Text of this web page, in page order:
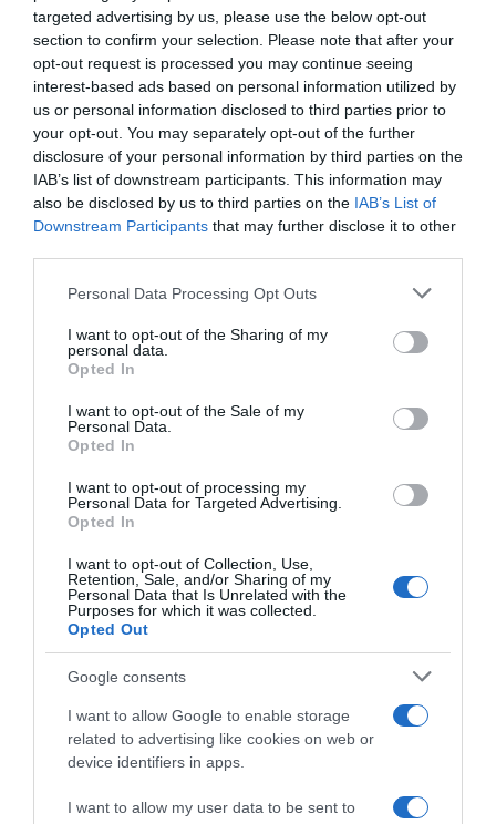
targeted advertising by us, please use the below opt-out
section to confirm your selection. Please note that after your
opt-out request is processed you may continue seeing
interest-based ads based on personal information utilized by
us or personal information disclosed to third parties prior to
your opt-out. You may separately opt-out of the further
disclosure of your personal information by third parties on the
IAB’s list of downstream participants. This information may
also be disclosed by us to third parties on the IAB’s List of
Downstream Participants that may further disclose it to other
Please note that this website/app uses one or more Google
not limited to your visit or usage behaviour. You may click to
grant or deny consent to Google and its third-party tags to
use your data for below specified purposes in below Google
consent section.
Personal Data Processing Opt Outs
I want to opt-out of the Sharing of my
personal data.
Opted In
I want to opt-out of the Sale of my
Personal Data.
Opted In
I want to opt-out of processing my
Personal Data for Targeted Advertising.
Opted In
I want to opt-out of Collection, Use,
Retention, Sale, and/or Sharing of my
Personal Data that Is Unrelated with the
Purposes for which it was collected.
Opted Out
Google consents
I want to allow Google to enable storage
related to advertising like cookies on web or
device identifiers in apps.
I want to allow my user data to be sent to
Segíthet továbbá, ha terpentinbe áztatott rongyot
dugunk az egérlyukba.
A növények közül a kamilla, a menta, a borsmenta lehet
segítségünkre – szórjunk ezekből az ablakpárkányra,
teraszajtóhoz, vagy ugyanitt helyezzünk el a növények
illóolajával átitatott vattapamacsokat.
Hasonlóan érdemes kipróbálni a csilipaprikát, a szegfűszeget
és a leanderlevelet is.
Talán meglepő, de a macskaalom is segíthet az egerek
szagát, azonnal menekülőre fogja. Tegyünk egy hálós
zsákba macskaalmot, majd helyezzük a bejárathoz, vagy
olyan helyre, ahol az egerek tanyázni szoktak.
kiváltására) használata, az egerek ugyanis ki nem
állhatják ezek illatát. Helyezzük szemetesek közelébe,
Megosztás:
Címkék: tippek, praktikák,elkerülés
illóolajak
Korábbi bejegyzések Következő bejegyzés
HASONLÓ BEJEGYZÉSEK